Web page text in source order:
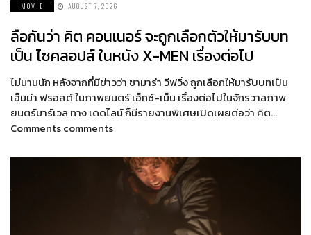
MOVIE AUGUST 7, 2026
ลือกันว่า คิต คอนเนอร์ จะถูกเลือกตัวให้มารับบท
เป็น ไซคลอปส์ ในหนัง X-MEN เรื่องต่อไป
ไม่นานนัก หลังจากที่มีข่าวว่า ซามาร่า วีฟวิ่ง ถูกเลือกให้มารับบทเป็น
เอ็มม่า ฟรอสต์ ในภาพยนตร์ เอ็กซ์-เม็น เรื่องต่อไปในจักรวาลภาพ
ยนตร์มาร์เวล ทาง เดดไลน์ ก็มีรายงานพิเศษเปิดเผยต่อว่า คิต…
Comments comments